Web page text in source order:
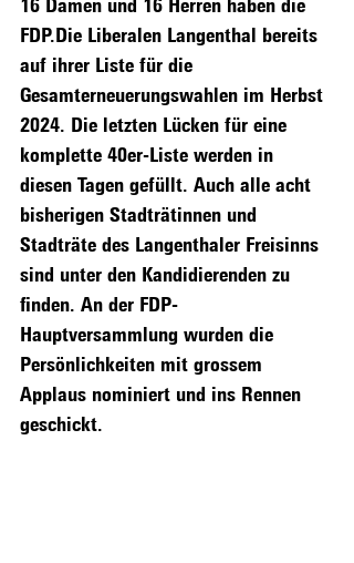
FDP.Die Liberalen Langenthal bereits
auf ihrer Liste für die
Gesamterneuerungswahlen im Herbst
2024. Die letzten Lücken für eine
komplette 40er-Liste werden in
diesen Tagen gefüllt. Auch alle acht
bisherigen Stadträtinnen und
Stadträte des Langenthaler Freisinns
sind unter den Kandidierenden zu
finden. An der FDP-
Hauptversammlung wurden die
Persönlichkeiten mit grossem
Applaus nominiert und ins Rennen
geschickt.